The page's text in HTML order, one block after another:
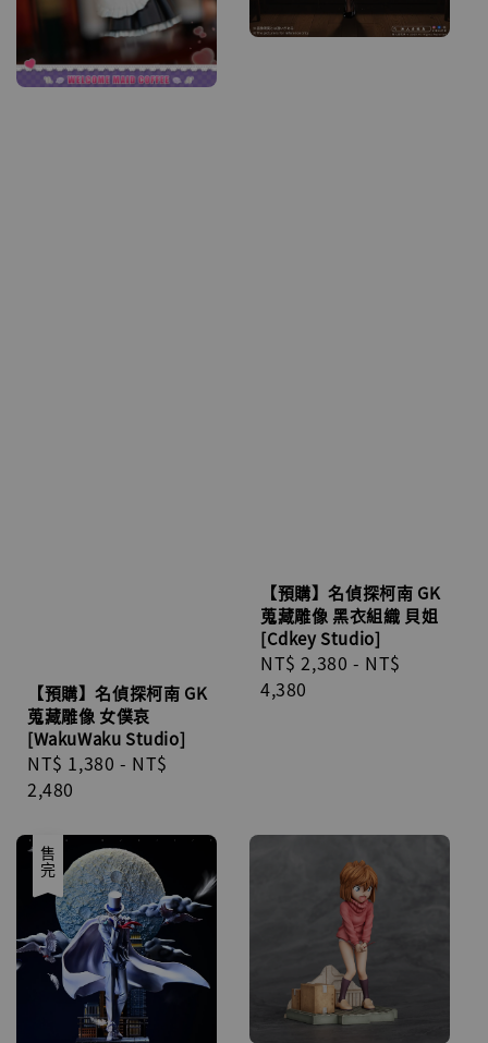
【預購】名偵探柯南 GK
蒐藏雕像 女僕哀
[WakuWaku Studio]
Regular
price
NT$ 1,380 - NT$
2,480
【預購】名偵探柯南 GK
蒐藏雕像 黑衣組織 貝姐
[Cdkey Studio]
Regular
price
NT$ 2,380 - NT$
4,380
售完